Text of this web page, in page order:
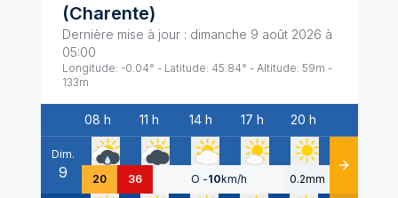
(Charente)
Dernière mise à jour : dimanche 9 août 2026 à
05:00
Longitude: -0.04° - Latitude: 45.84° - Altitude: 59m -
133m
Date
08 h 11 h 14 h 17 h 20 h
Dim.
9 20 36 O -10km/h 0.2mm Détails